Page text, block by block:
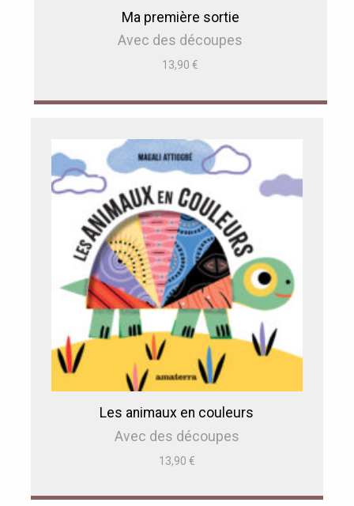
Ma première sortie
Avec des découpes
13,90€
Les animaux en couleurs
Avec des découpes
13,90 €